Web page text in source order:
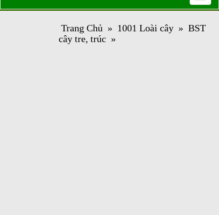
Toggle
Trang Chủ » 1001 Loài cây » BST
cây tre, trúc »